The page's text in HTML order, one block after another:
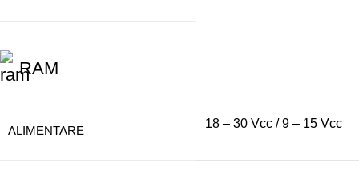
RAM
ALIMENTARE
18 – 30 Vcc / 9 – 15 Vcc